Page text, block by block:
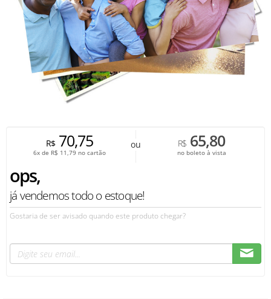
R$70,75
6x de R$ 11,79 no cartão
ou R$65,80
no boleto à vista
ops,
já vendemos todo o estoque!
Gostaria de ser avisado quando este produto chegar?